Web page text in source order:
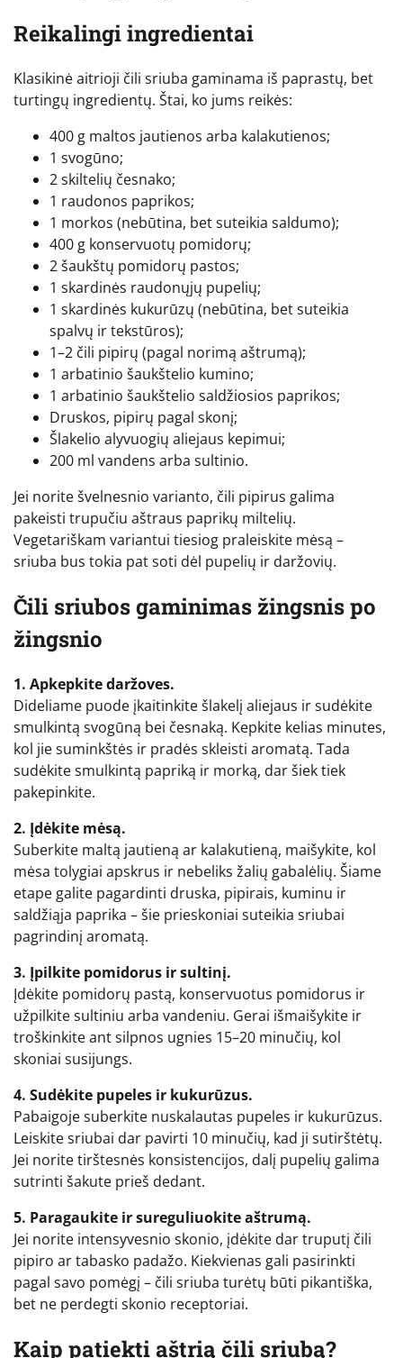
Reikalingi ingredientai
Klasikinė aitrioji čili sriuba gaminama iš paprastų, bet
turtingų ingredientų. Štai, ko jums reikės:
400 g maltos jautienos arba kalakutienos;
1 svogūno;
2 skiltelių česnako;
1 raudonos paprikos;
1 morkos (nebūtina, bet suteikia saldumo);
400 g konservuotų pomidorų;
2 šaukštų pomidorų pastos;
1 skardinės raudonųjų pupelių;
1 skardinės kukurūzų (nebūtina, bet suteikia
spalvų ir tekstūros);
1–2 čili pipirų (pagal norimą aštrumą);
1 arbatinio šaukštelio kumino;
1 arbatinio šaukštelio saldžiosios paprikos;
Druskos, pipirų pagal skonį;
Šlakelio alyvuogių aliejaus kepimui;
200 ml vandens arba sultinio.
Jei norite švelnesnio varianto, čili pipirus galima
pakeisti trupučiu aštraus paprikų miltelių.
Vegetariškam variantui tiesiog praleiskite mėsą –
sriuba bus tokia pat soti dėl pupelių ir daržovių.
Čili sriubos gaminimas žingsnis po
žingsnio
1. Apkepkite daržoves.
Dideliame puode įkaitinkite šlakelį aliejaus ir sudėkite
smulkintą svogūną bei česnaką. Kepkite kelias minutes,
kol jie suminkštės ir pradės skleisti aromatą. Tada
sudėkite smulkintą papriką ir morką, dar šiek tiek
pakepinkite.
2. Įdėkite mėsą.
Suberkite maltą jautieną ar kalakutieną, maišykite, kol
mėsa tolygiai apskrus ir nebeliks žalių gabalėlių. Šiame
etape galite pagardinti druska, pipirais, kuminu ir
saldžiąja paprika – šie prieskoniai suteikia sriubai
pagrindinį aromatą.
3. Įpilkite pomidorus ir sultinį.
Įdėkite pomidorų pastą, konservuotus pomidorus ir
užpilkite sultiniu arba vandeniu. Gerai išmaišykite ir
troškinkite ant silpnos ugnies 15–20 minučių, kol
skoniai susijungs.
4. Sudėkite pupeles ir kukurūzus.
Pabaigoje suberkite nuskalautas pupeles ir kukurūzus.
Leiskite sriubai dar pavirti 10 minučių, kad ji sutirštėtų.
Jei norite tirštesnės konsistencijos, dalį pupelių galima
sutrinti šakute prieš dedant.
5. Paragaukite ir sureguliuokite aštrumą.
Jei norite intensyvesnio skonio, įdėkite dar truputį čili
pipiro ar tabasko padažo. Kiekvienas gali pasirinkti
pagal savo pomėgį – čili sriuba turėtų būti pikantiška,
bet ne perdegti skonio receptoriai.
Kaip patiekti aštrią čili sriubą?